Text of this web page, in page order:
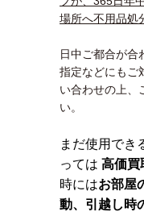
場所へ不用品処
日中ご都合が合
指定などにもご
い合わせの上、
い。
まだ使用でき
っては 高価買
時にはお部屋
動、引越し時